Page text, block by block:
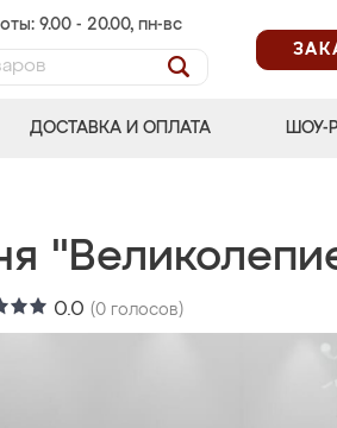
9.00 - 20.00, пн-вс
ДОСТАВКА И ОПЛАТА ШОУ-
0.0 (0 голосов)